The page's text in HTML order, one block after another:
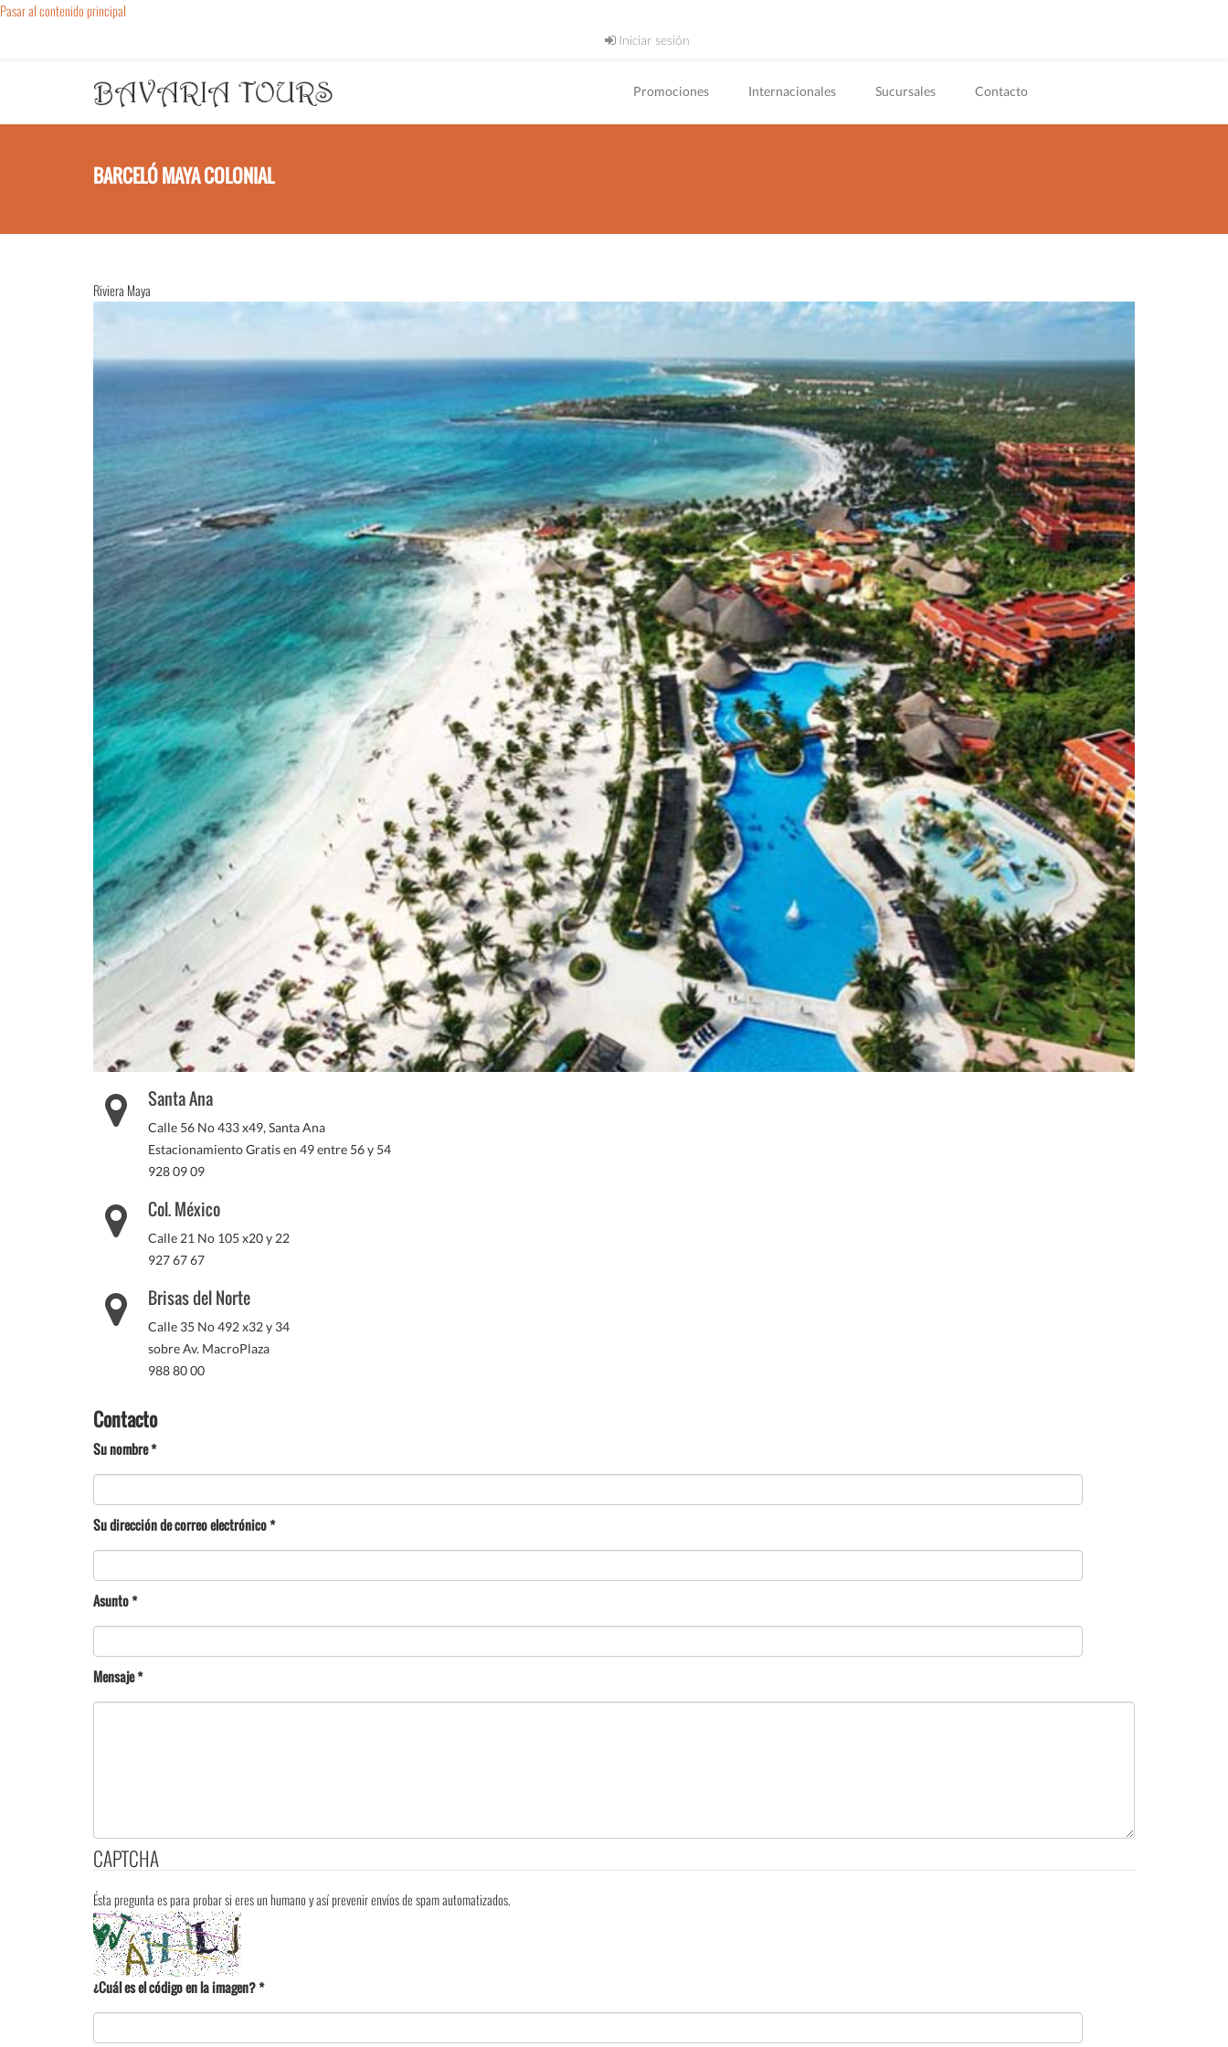
Pasar al contenido principal
Iniciar sesión
Promociones Internacionales Sucursales Contacto
BARCELÓ MAYA COLONIAL
Riviera Maya
Santa Ana
Calle 56 No 433 x49, Santa Ana
Estacionamiento Gratis en 49 entre 56 y 54
928 09 09
Col. México
Calle 21 No 105 x20 y 22
927 67 67
Brisas del Norte
Calle 35 No 492 x32 y 34
sobre Av. MacroPlaza
988 80 00
Contacto
Su nombre*
Su dirección de correo electrónico*
Asunto*
Mensaje*
CAPTCHA
Ésta pregunta es para probar si eres un humano y así prevenir envíos de spam automatizados.
¿Cuál es el código en la imagen?*